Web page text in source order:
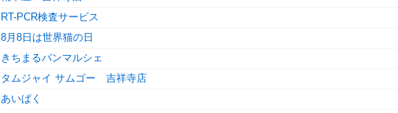
RT-PCR検査サービス
8月8日は世界猫の日
きちまるパンマルシェ
タムジャイ サムゴー 吉祥寺店
あいぱく